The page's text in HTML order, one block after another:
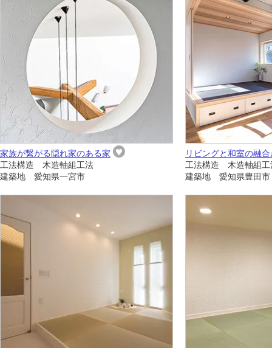
家族が繋がる隠れ家のある家
工法構造 木造軸組工法
建築地 愛知県一宮市
リビングと和室の融
工法構造 木造軸組工
建築地 愛知県豊田市